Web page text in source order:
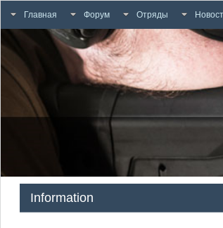
Главная Форум Отряды
Information